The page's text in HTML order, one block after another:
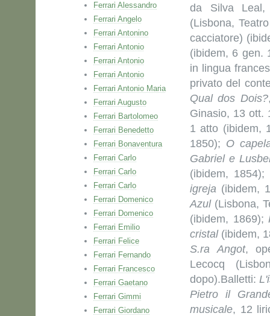
Ferrari Alessandro
Ferrari Angelo
Ferrari Antonino
Ferrari Antonio
Ferrari Antonio
Ferrari Antonio
Ferrari Antonio Maria
Ferrari Augusto
Ferrari Bartolomeo
Ferrari Benedetto
Ferrari Bonaventura
Ferrari Carlo
Ferrari Carlo
Ferrari Carlo
Ferrari Domenico
Ferrari Domenico
Ferrari Emilio
Ferrari Felice
Ferrari Fernando
Ferrari Francesco
Ferrari Gaetano
Ferrari Gimmi
Ferrari Giordano
da Silva Leal,
(Lisbona,
cacciatore)
(ibidem, 6 gen.
in lingua
privato del
Qual dos Dois?
Ginasio, 13 ott.
1 atto (ibidem,
1850); O
Gabriel e
(ibidem, 1854);
igreja (ibidem,
Azul(Lisbona,
(ibidem, 1869);
cristal(ibidem,
S.ra Angot,
Lecocq
dopo).Balletti:
Pietro il
musicale, 12